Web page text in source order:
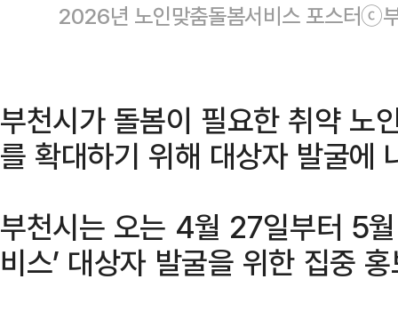
2026년 노인맞춤돌봄서비스 포스터ⓒ
부천시가 돌봄이 필요한 취약 노
를 확대하기 위해 대상자 발굴에
부천시는 오는 4월 27일부터 5
비스’ 대상자 발굴을 위한 집중